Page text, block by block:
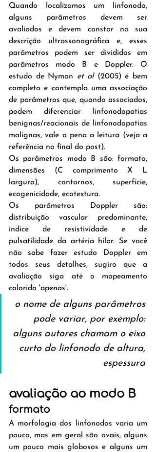
Quando localizamos um linfonodo,
alguns parâmetros devem ser
avaliados e devem constar na sua
descrição ultrassonográfica e, esses
parâmetros podem ser divididos em
parâmetros modo B e Doppler. O
estudo de Nyman et al (2005) é bem
completo e contempla uma associação
de parâmetros que, quando associados,
podem diferenciar linfonodopatias
benignas/reacionais de linfonodopatias
malignas, vale a pena a leitura (veja a
referência no final do post).
Os parâmetros modo B são: formato,
dimensões (C comprimento X L
largura), contornos, superfície,
ecogenicidade, ecotextura.
Os parâmetros Doppler são:
distribuição vascular predominante,
índice de resistividade e de
pulsatilidade da artéria hilar. Se você
não sabe fazer estudo Doppler em
todos seus detalhes, sugiro que a
avaliação siga até o mapeamento
colorido 'apenas'.
o nome de alguns parâmetros
pode variar, por exemplo:
alguns autores chamam o eixo
curto do linfonodo de altura,
espessura
avaliação ao modo B
formato
A morfologia dos linfonodos varia um
pouco, mas em geral são ovais, alguns
um pouco mais globosos e alguns um